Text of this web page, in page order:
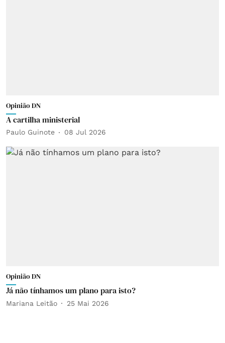
Opinião DN
A cartilha ministerial
Paulo Guinote 08 Jul 2026
Opinião DN
Já não tínhamos um plano para isto?
Mariana Leitão 25 Mai 2026